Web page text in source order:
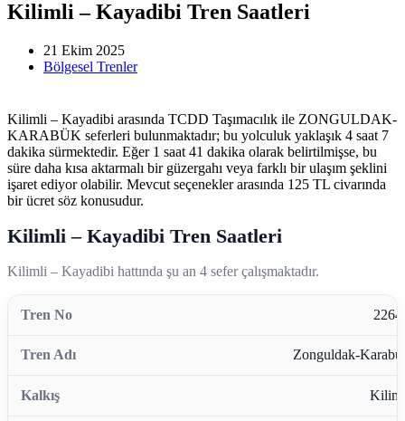
Kilimli – Kayadibi Tren Saatleri
21 Ekim 2025
Bölgesel Trenler
Kilimli – Kayadibi arasında TCDD Taşımacılık ile ZONGULDAK-
KARABÜK seferleri bulunmaktadır; bu yolculuk yaklaşık 4 saat 7
dakika sürmektedir. Eğer 1 saat 41 dakika olarak belirtilmişse, bu
süre daha kısa aktarmalı bir güzergahı veya farklı bir ulaşım şeklini
işaret ediyor olabilir. Mevcut seçenekler arasında 125 TL civarında
bir ücret söz konusudur.
Kilimli – Kayadibi Tren Saatleri
Kilimli – Kayadibi hattında şu an 4 sefer çalışmaktadır.
Zonguldak-